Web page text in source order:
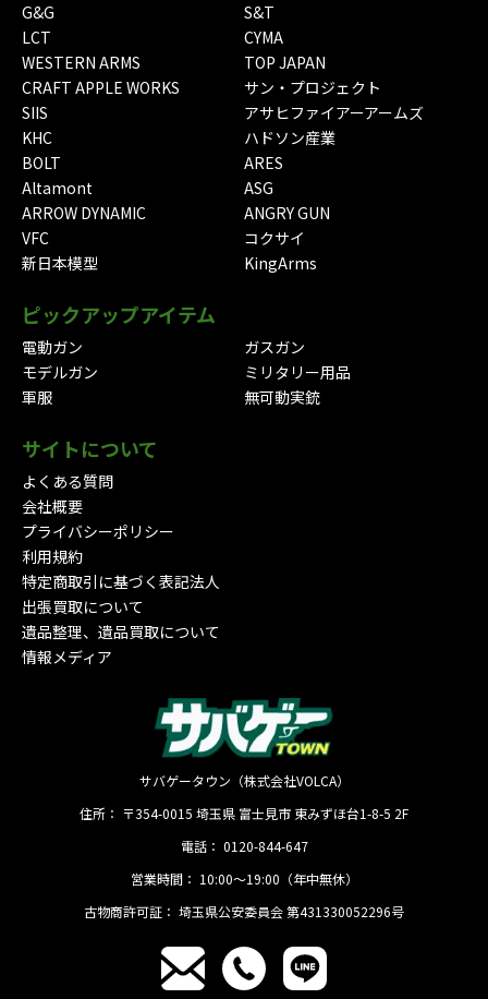
G&G
S&T
LCT
CYMA
WESTERN ARMS
TOP JAPAN
CRAFT APPLE WORKS
サン・プロジェクト
SIIS
アサヒファイアーアームズ
KHC
ハドソン産業
BOLT
ARES
Altamont
ASG
ARROW DYNAMIC
ANGRY GUN
VFC
コクサイ
新日本模型
KingArms
ピックアップアイテム
電動ガン
ガスガン
モデルガン
ミリタリー用品
軍服
無可動実銃
サイトについて
よくある質問
会社概要
プライバシーポリシー
利用規約
特定商取引に基づく表記法人
出張買取について
遺品整理、遺品買取について
情報メディア
サバゲータウン（株式会社VOLCA）
住所： 〒354-0015 埼玉県 富士見市 東みずほ台1-8-5 2F
電話： 0120-844-647
営業時間： 10:00〜19:00（年中無休）
古物商許可証： 埼玉県公安委員会 第431330052296号